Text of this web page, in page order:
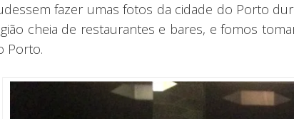
fazer umas fotos da cidade do Porto
cheia de restaurantes e bares, e fomos
Porto.